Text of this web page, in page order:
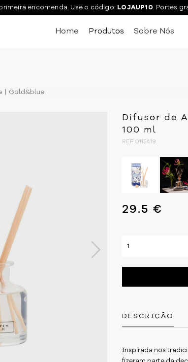
encomenda. Use o código: LOJAUP10 . Portes
Home Produtos Sobre Nós
Gold&blue
Difusor de
100 ml
REF 0115419
29.5 €
DESCRIÇÃO
Inspirada nos